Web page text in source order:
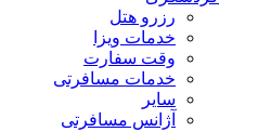
رزرو هتل
خدمات ویزا
وقت سفارت
خدمات مسافرتی
سایر
آژانس مسافرتی